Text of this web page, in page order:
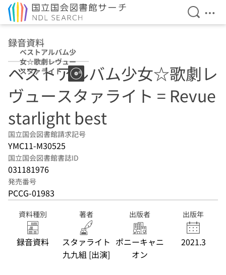
検索を
メ
録音資料
ベストアルバム少
女☆歌劇レヴュー
スタァライト
ベストアルバム少女☆歌劇レ
ヴュースタァライト = Revue
starlight best
国立国会図書館請求記号
YMC11-M30525
国立国会図書館書誌ID
031181976
発売番号
PCCG-01983
資料種別
録音資料
著者
スタァライト
九九組 [出演]
出版者
ポニーキャニ
オン
出版年
2021.3